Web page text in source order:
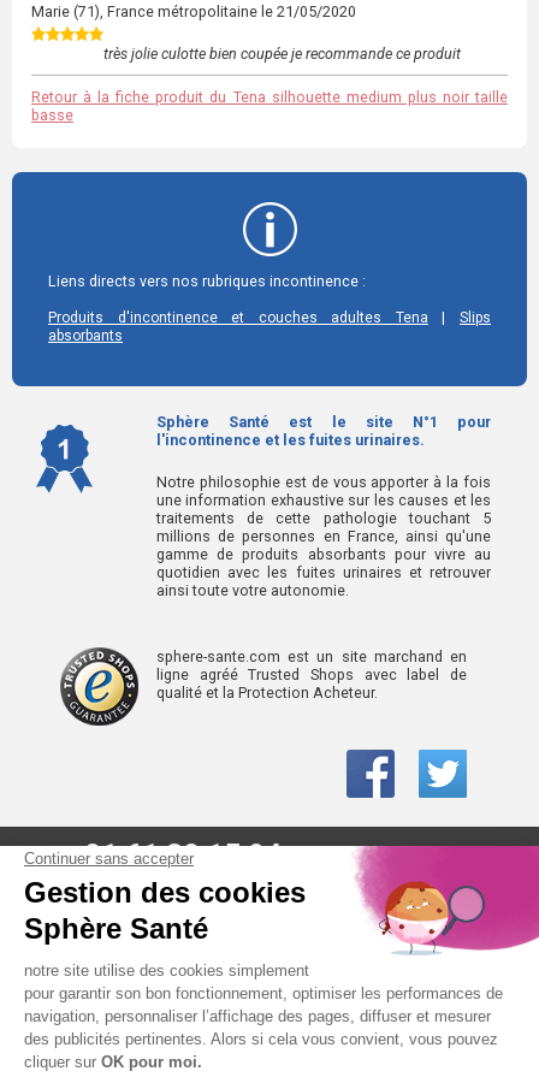
Marie (71), France métropolitaine le 21/05/2020
très jolie culotte bien coupée je recommande ce produit
Retour à la fiche produit du Tena silhouette medium plus noir taille
basse
Liens directs vers nos rubriques incontinence :
Produits d'incontinence et couches adultes Tena |Slips
absorbants
Sphère Santé est le site N°1 pour
l'incontinence et les fuites urinaires.
Notre philosophie est de vous apporter à la fois
une information exhaustive sur les causes et les
traitements de cette pathologie touchant 5
millions de personnes en France, ainsi qu'une
gamme de produits absorbants pour vivre au
quotidien avec les fuites urinaires et retrouver
ainsi toute votre autonomie.
sphere-sante.com est un site marchand en
ligne agréé Trusted Shops avec label de
qualité et la Protection Acheteur.
01 61 30 15 94
(prix d’un appel local)
CONTACTEZ-NOUS
SPHÈRE-SANTÉ © 2026